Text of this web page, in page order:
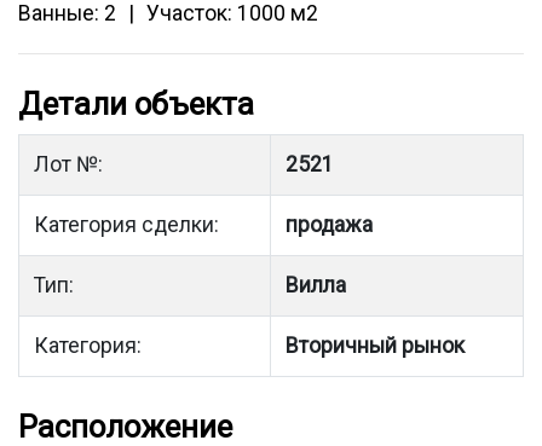
Ванные: 2
Участок: 1000 м2
Детали объекта
Лот №: 2521
Категория сделки: продажа
Тип: Вилла
Категория: Вторичный рынок
Расположение